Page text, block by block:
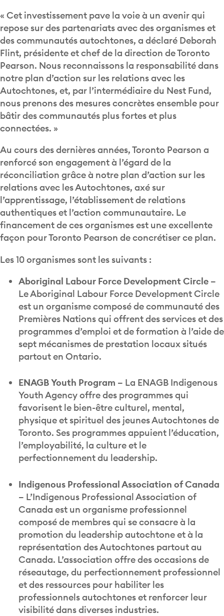
« Cet investissement pave la voie à un avenir qui
repose sur des partenariats avec des organismes et
des communautés autochtones, a déclaré Deborah
Flint, présidente et chef de la direction de Toronto
Pearson. Nous reconnaissons la responsabilité dans
notre plan d’action sur les relations avec les
Autochtones, et, par l’intermédiaire du Nest Fund,
nous prenons des mesures concrètes ensemble pour
bâtir des communautés plus fortes et plus
connectées. »
Au cours des dernières années, Toronto Pearson a
renforcé son engagement à l’égard de la
réconciliation grâce à notre plan d’action sur les
relations avec les Autochtones, axé sur
l’apprentissage, l’établissement de relations
authentiques et l’action communautaire. Le
financement de ces organismes est une excellente
façon pour Toronto Pearson de concrétiser ce plan.
Les 10 organismes sont les suivants :
Aboriginal Labour Force Development Circle –
Le Aboriginal Labour Force Development Circle
est un organisme composé de communauté des
Premières Nations qui offrent des services et des
programmes d’emploi et de formation à l’aide de
sept mécanismes de prestation locaux situés
partout en Ontario.
ENAGB Youth Program – La ENAGB Indigenous
Youth Agency offre des programmes qui
favorisent le bien-être culturel, mental,
physique et spirituel des jeunes Autochtones de
Toronto. Ses programmes appuient l’éducation,
l’employabilité, la culture et le
perfectionnement du leadership.
Indigenous Professional Association of Canada
– L’Indigenous Professional Association of
Canada est un organisme professionnel
composé de membres qui se consacre à la
promotion du leadership autochtone et à la
représentation des Autochtones partout au
Canada. L’association offre des occasions de
réseautage, du perfectionnement professionnel
et des ressources pour habiliter les
professionnels autochtones et renforcer leur
visibilité dans diverses industries.